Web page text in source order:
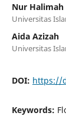
Nur Halimah
Universitas
Aida Azizah
Universitas
DOI: https://
Keywords: